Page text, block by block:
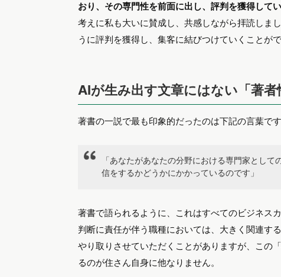
おり、その専門性を前面に出し、評判を獲得して
考えに私も大いに賛成し、共感しながら拝読しま
うに評判を獲得し、集客に結びつけていくことが
AIが生み出す文章にはない「著者
著書の一説で最も印象的だったのは下記の言葉です
「あなたがあなたの分野における専門家とし
信をするかどうかにかかっているのです」
著書で語られるように、これはすべてのビジネス
判断に責任が伴う職種においては、大きく関連す
やり取りさせていただくことがありますが、この
るのが住さん自身に他なりません。